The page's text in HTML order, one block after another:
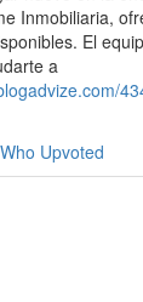
Inmobiliaria,
El
a
Who Upvoted